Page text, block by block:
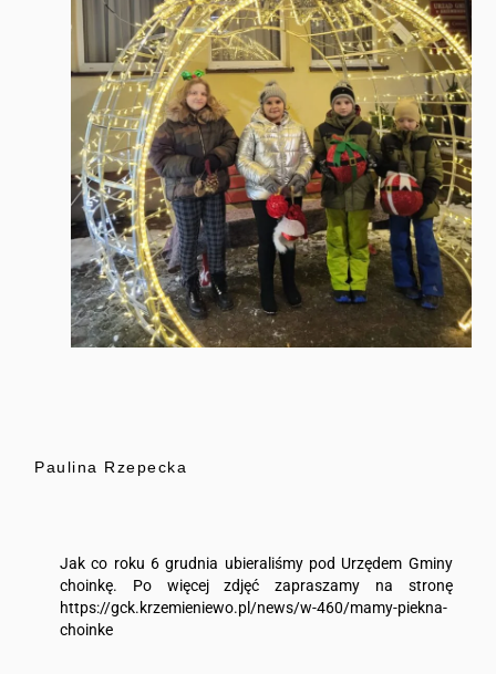
Paulina Rzepecka
Jak co roku 6 grudnia ubieraliśmy pod Urzędem Gminy
choinkę. Po więcej zdjęć zapraszamy na stronę
https://gck.krzemieniewo.pl/news/w-460/mamy-piekna-
choinke